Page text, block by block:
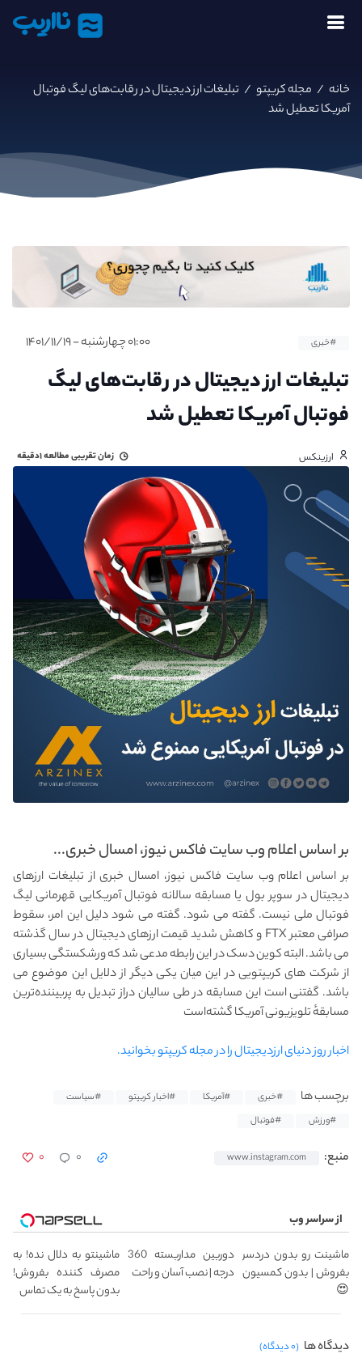
نااریب
خانه / مجله کریپتو / تبلیغات ارز دیجیتال در رقابت‌های لیگ فوتبال
آمریکا تعطیل شد
#خبری ۰۱:۰۰ چهارشنبه - ۱۴۰۱/۱۱/۱۹
تبلیغات ارز دیجیتال در رقابت‌های لیگ
فوتبال آمریکا تعطیل شد
ارزینکس زمان تقریبی مطالعه۱دقیقه
بر اساس اعلام وب سایت فاکس نیوز، امسال خبری...
بر اساس اعلام وب سایت فاکس نیوز، امسال خبری از تبلیغات ارزهای
دیجیتال در سوپر بول یا مسابقه سالانه فوتبال آمریکایی قهرمانی لیگ
فوتبال ملی نیست. گفته می شود. گفته می شود دلیل این امر، سقوط
صرافی معتبر FTX و کاهش شدید قیمت ارزهای دیجیتال در سال گذشته
می باشد. البته کوین دسک در این رابطه مدعی شد که ورشکستگی بسیاری
از شرکت های کریپتویی در این میان یکی دیگر از دلایل این موضوع می
باشد. گفتنی است این مسابقه در طی سالیان دراز تبدیل به پربیننده‌ترین
مسابقهٔ تلویزیونی آمریکا گشته‌است
اخبار روز دنیای ارزدیجیتال را در مجله کریپتو بخوانید.
برچسب ها #خبری #آمریکا #اخبار کریپتو
#سیاست
#ورزش
#فوتبال
منبع: www.instagram.com ۰ ۰
از سراسر وب
ماشینت رو بدون دردسر
بفروش | بدون کمسیون
😍
دوربین مداربسته 360
درجه | نصب آسان و راحت
ماشینتو به دلال نده! به
مصرف کننده بفروش!
بدون پاسخ به یک تماس
دیدگاه ها (۰ دیدگاه)